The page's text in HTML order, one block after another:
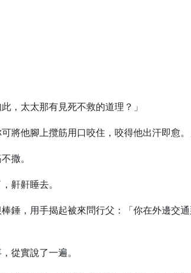
，太太那有見死不救的道理？」
將他腳上攬筋用口咬住，咬得他出汗即愈。
撒。
鼾鼾睡去。
錘，用手揭起被來問行父：「你在外邊交
從實說了一遍。